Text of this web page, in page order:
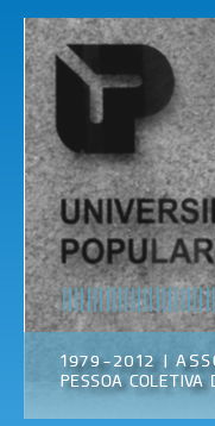
Universidade
Popular do
Porto
Associação
Cultural